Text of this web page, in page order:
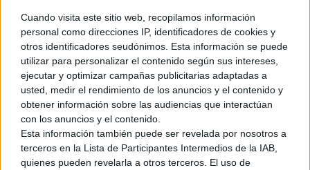
Cuando visita este sitio web, recopilamos información
personal como direcciones IP, identificadores de cookies y
otros identificadores seudónimos. Esta información se puede
utilizar para personalizar el contenido según sus intereses,
ejecutar y optimizar campañas publicitarias adaptadas a
usted, medir el rendimiento de los anuncios y el contenido y
obtener información sobre las audiencias que interactúan
con los anuncios y el contenido.
Esta información también puede ser revelada por nosotros a
terceros en la Lista de Participantes Intermedios de la IAB,
quienes pueden revelarla a otros terceros. El uso de
VÍDEOS
VÍDEOS